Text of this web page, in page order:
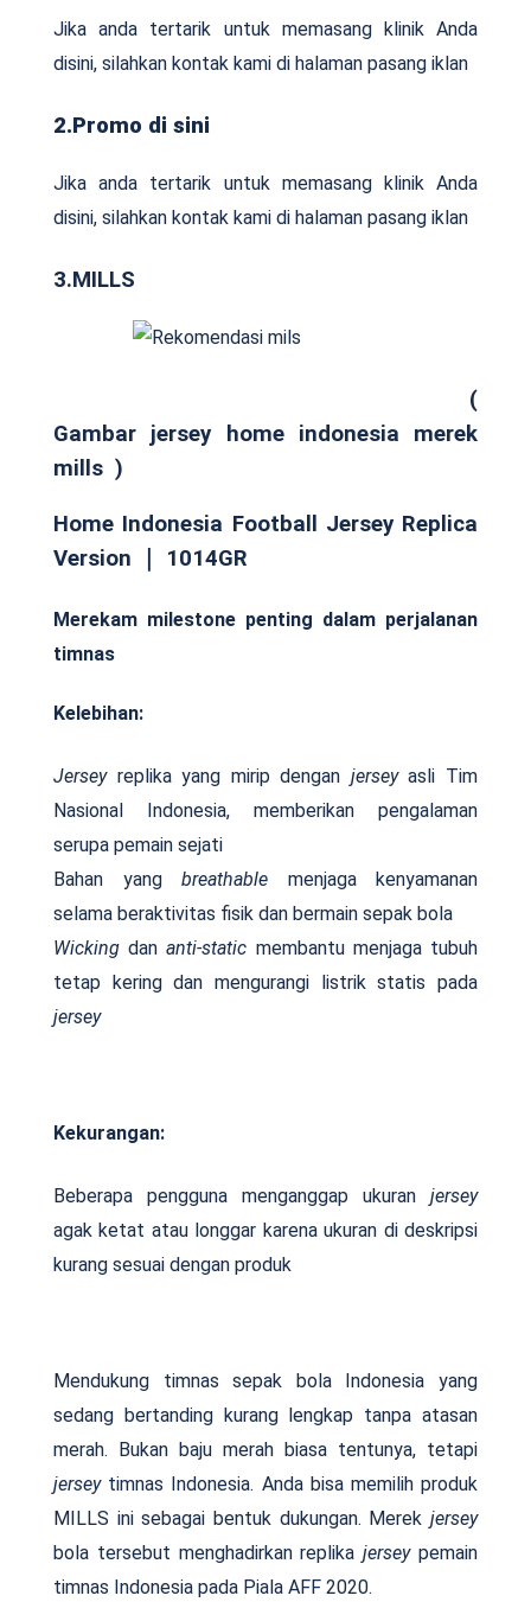
Jika anda tertarik untuk memasang klinik Anda
disini, silahkan kontak kami di halaman pasang iklan
2.Promo di sini
Jika anda tertarik untuk memasang klinik Anda
disini, silahkan kontak kami di halaman pasang iklan
3.MILLS
(
Gambar jersey home indonesia merek
mills )
Home Indonesia Football Jersey Replica
Version ｜ 1014GR
Merekam milestone penting dalam perjalanan
timnas
Kelebihan:
Jerseyreplika yang mirip dengan jerseyasli Tim
Nasional Indonesia, memberikan pengalaman
serupa pemain sejati
Bahan yang breathable menjaga kenyamanan
selama beraktivitas fisik dan bermain sepak bola
Wicking dananti-static membantu menjaga tubuh
tetap kering dan mengurangi listrik statis pada
jersey
Kekurangan:
Beberapa pengguna menganggap ukuran jersey
agak ketat atau longgar karena ukuran di deskripsi
kurang sesuai dengan produk
Mendukung timnas sepak bola Indonesia yang
sedang bertanding kurang lengkap tanpa atasan
merah. Bukan baju merah biasa tentunya, tetapi
jerseytimnas Indonesia. Anda bisa memilih produk
MILLS ini sebagai bentuk dukungan. Merek jersey
bola tersebut menghadirkan replikajerseypemain
timnas Indonesia pada Piala AFF 2020.